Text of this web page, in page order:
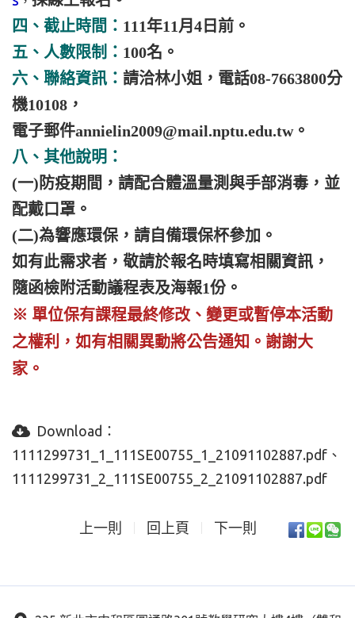
四、截止時間： 111年11月4日前。
五、人數限制： 100名。
六、聯絡資訊： 請洽林小姐，電話08-7663800分
機10108，
電子郵件annielin2009@mail.nptu.edu.tw。
八、其他說明：
(一)防疫期間，請配合體溫量測與手部消毒，並
配戴口罩。
(二)為響應環保，請自備環保杯參加。
如有此需求者，敬請於報名時填寫相關資訊，
隨函檢附活動議程表及海報1份。
※ 單位保有課程最終修改、變更或暫停本活動
之權利，如有相關異動將公告通知。 謝謝大
家。
Download：
1111299731_1_111SE00755_1_21091102887.pdf
1111299731_2_111SE00755_2_21091102887.pdf
上一則 回上頁 下一則